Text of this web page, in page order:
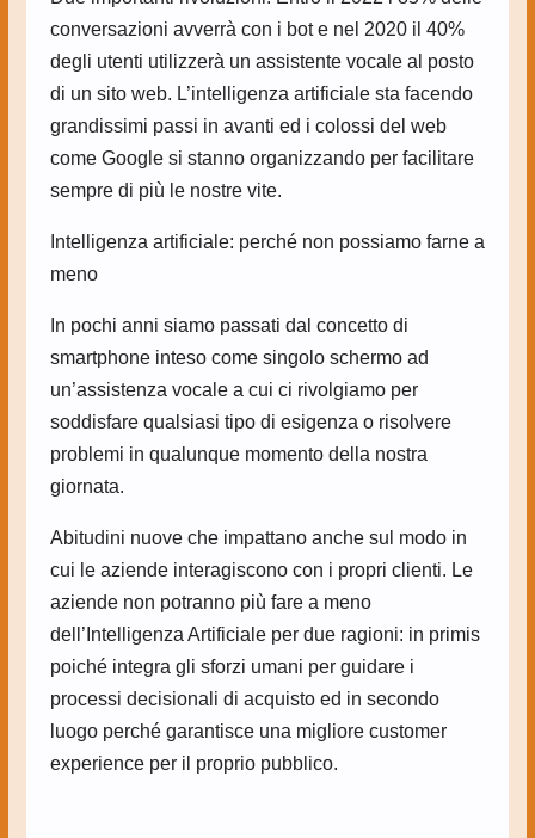
conversazioni avverrà con i bot e nel 2020 il 40%
degli utenti utilizzerà un assistente vocale al posto
di un sito web. L’intelligenza artificiale sta facendo
grandissimi passi in avanti ed i colossi del web
come Google si stanno organizzando per facilitare
sempre di più le nostre vite.
Intelligenza artificiale: perché non possiamo farne a
meno
In pochi anni siamo passati dal concetto di
smartphone inteso come singolo schermo ad
un’assistenza vocale a cui ci rivolgiamo per
soddisfare qualsiasi tipo di esigenza o risolvere
problemi in qualunque momento della nostra
giornata.
Abitudini nuove che impattano anche sul modo in
cui le aziende interagiscono con i propri clienti. Le
aziende non potranno più fare a meno
dell’Intelligenza Artificiale per due ragioni: in primis
poiché integra gli sforzi umani per guidare i
processi decisionali di acquisto ed in secondo
luogo perché garantisce una migliore customer
experience per il proprio pubblico.